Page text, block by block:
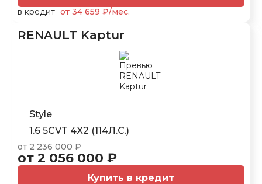
в кредит от 34 659 ₽/мес.
RENAULT Kaptur
Style
1.6 5CVT 4X2 (114Л.С.)
от 2 236 000 ₽
от 2 056 000 ₽
Купить в кредит